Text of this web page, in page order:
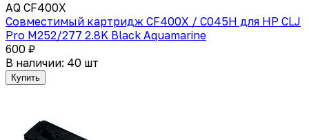
AQ CF400X
Совместимый картридж CF400X / C045H для HP СLJ
Pro M252/277 2.8K Black Aquamarine
600 ₽
В наличии: 40 шт
Купить